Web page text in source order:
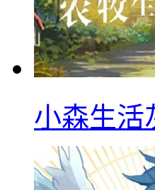
小森生活